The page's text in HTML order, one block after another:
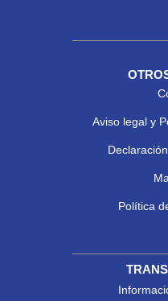
Aviso legal y
Política